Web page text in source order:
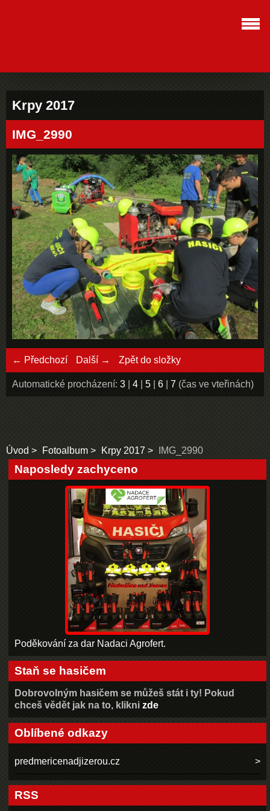
Krpy 2017
IMG_2990
← Předchozí Další → Zpět do složky
Automatické procházení: 3 4 5 6 7 (čas ve vteřinách)
Úvod Fotoalbum Krpy 2017 IMG_2990
Naposledy zachyceno
Poděkování za dar Nadaci Agrofert.
Staň se hasičem
Dobrovolným hasičem se můžeš stát i ty! Pokud
chceš vědět jak na to, kliknizde
Oblíbené odkazy
predmericenadjizerou.cz
RSS